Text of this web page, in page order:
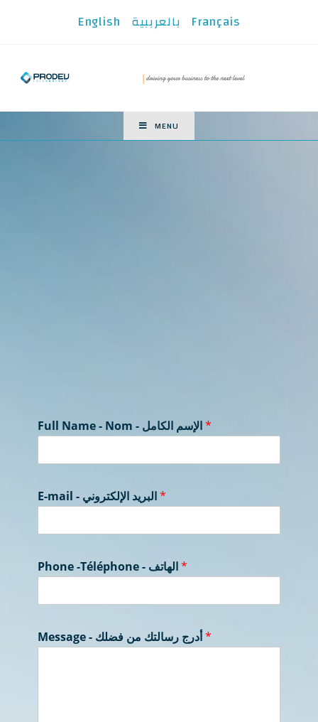
English بالعرببية Français
MENU
Full Name - Nom - الإسم الكامل*
E-mail - البريد الإلكتروني*
Phone -Téléphone - الهاتف*
Message - أدرج رسالتك من فضلك*